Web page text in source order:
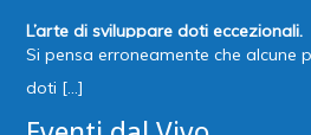
L’arte di sviluppare doti eccezionali.
Si pensa erroneamente che alcune
doti [...]